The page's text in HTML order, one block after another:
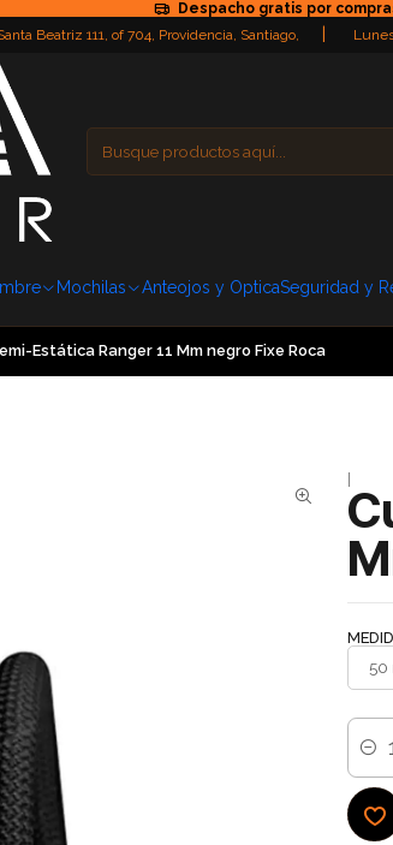
Despacho gratis por
Beatriz 111, of 704, Providencia, Santiago,
Mochilas Anteojos y OpticaSeguridad y
Estática Ranger 11 Mm negro Fixe Roca
|
50